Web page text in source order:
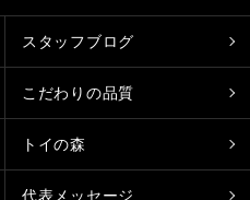
スタッフブログ
こだわりの品質
トイの森
代表メッセージ